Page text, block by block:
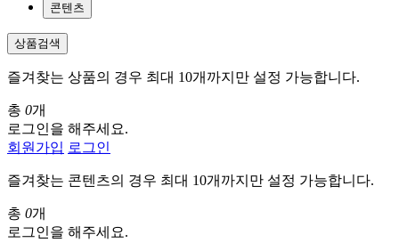
콘텐츠
상품검색
즐겨찾는 상품의 경우 최대 10개까지만 설정 가능합니다.
총 0개
로그인을 해주세요.
회원가입 로그인
즐겨찾는 콘텐츠의 경우 최대 10개까지만 설정 가능합니다.
총 0개
로그인을 해주세요.